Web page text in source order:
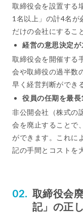
取締役会を設置する
1名以上」の計4名が
だけの会社にするこ
経営の意思決定
取締役会を開催する
会や取締役の過半数
早く経営判断ができ
役員の任期を最
非公開会社（株式の
会を廃止することで
ができます。これに
記の手間とコストを
取締役会
記」の正